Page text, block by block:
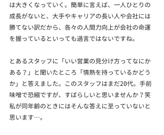
は大きくなっていく。簡単に言えば、一人ひとりの
成長がないと、大手やキャリアの長い人や会社には
勝てない訳だから、各々の人間力向上が会社の命運
を握っているといっても過言ではないですね。
とあるスタッフに「いい営業の見分け方ってなにか
ある？」と聞いたところ「情熱を持っているかどう
か」と答えました。このスタッフはまだ20代。手前
味噌で恐縮ですが、すばらしいと思いませんか？笑
私が同年齢のときにはそんな答えに至っていないと
思います…。